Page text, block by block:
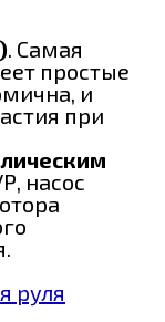
. Самая
простые
и
при
насос